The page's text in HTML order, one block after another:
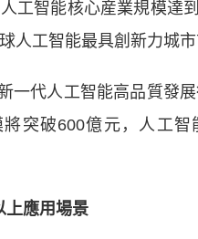
智能核心産業規模達到
人工智能最具創新力城市
代人工智能高品質發展
突破600億元，人工
上應用場景